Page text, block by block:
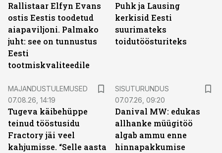
Rallistaar Elfyn Evans
ostis Eestis toodetud
aiapaviljoni. Palmako
juht: see on tunnustus
Eesti
tootmiskvaliteedile
Puhk ja Lausing
kerkisid Eesti
suurimateks
toidutöösturiteks
MAJANDUSTULEMUSED
07.08.26, 14:19
Tugeva käibehüppe
teinud tööstusidu
Fractory jäi veel
kahjumisse. “Selle aasta
SISUTURUNDUS
07.07.26, 09:20
Danival MW: edukas
allhanke müügitöö
algab ammu enne
hinnapakkumise